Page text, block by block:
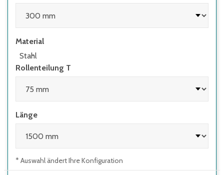
Material
Stahl
Rollenteilung T
Länge
* Auswahl ändert Ihre Konfiguration